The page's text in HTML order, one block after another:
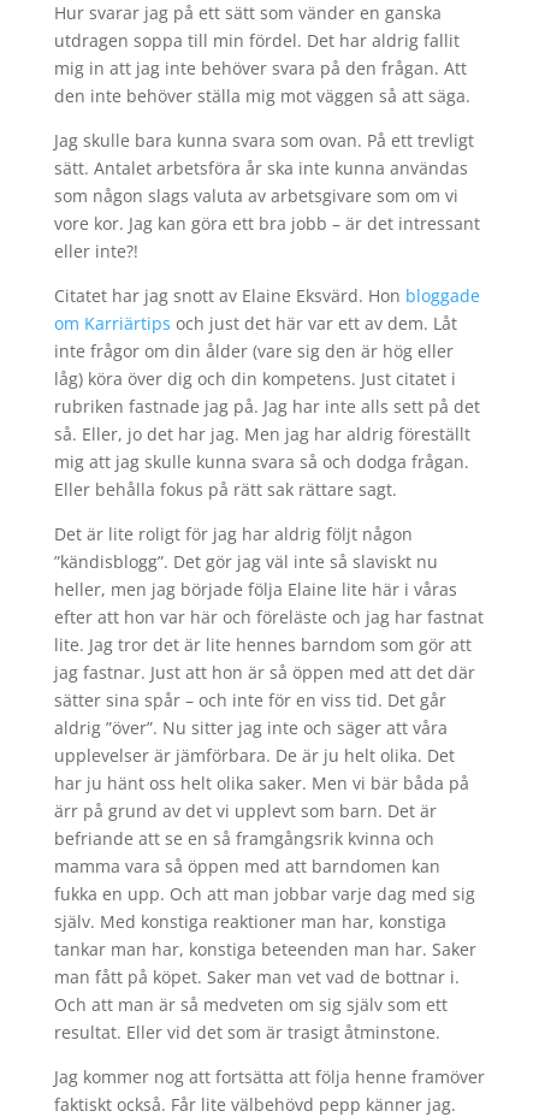
Hur svarar jag på ett sätt som vänder en ganska
utdragen soppa till min fördel. Det har aldrig fallit
mig in att jag inte behöver svara på den frågan. Att
den inte behöver ställa mig mot väggen så att säga.
Jag skulle bara kunna svara som ovan. På ett trevligt
sätt. Antalet arbetsföra år ska inte kunna användas
som någon slags valuta av arbetsgivare som om vi
vore kor. Jag kan göra ett bra jobb – är det intressant
eller inte?!
Citatet har jag snott av Elaine Eksvärd. Hon bloggade
om Karriärtips och just det här var ett av dem. Låt
inte frågor om din ålder (vare sig den är hög eller
låg) köra över dig och din kompetens. Just citatet i
rubriken fastnade jag på. Jag har inte alls sett på det
så. Eller, jo det har jag. Men jag har aldrig föreställt
mig att jag skulle kunna svara så och dodga frågan.
Eller behålla fokus på rätt sak rättare sagt.
Det är lite roligt för jag har aldrig följt någon
”kändisblogg”. Det gör jag väl inte så slaviskt nu
heller, men jag började följa Elaine lite här i våras
efter att hon var här och föreläste och jag har fastnat
lite. Jag tror det är lite hennes barndom som gör att
jag fastnar. Just att hon är så öppen med att det där
sätter sina spår – och inte för en viss tid. Det går
aldrig ”över”. Nu sitter jag inte och säger att våra
upplevelser är jämförbara. De är ju helt olika. Det
har ju hänt oss helt olika saker. Men vi bär båda på
ärr på grund av det vi upplevt som barn. Det är
befriande att se en så framgångsrik kvinna och
mamma vara så öppen med att barndomen kan
fukka en upp. Och att man jobbar varje dag med sig
själv. Med konstiga reaktioner man har, konstiga
tankar man har, konstiga beteenden man har. Saker
man fått på köpet. Saker man vet vad de bottnar i.
Och att man är så medveten om sig själv som ett
resultat. Eller vid det som är trasigt åtminstone.
Jag kommer nog att fortsätta att följa henne framöver
faktiskt också. Får lite välbehövd pepp känner jag.